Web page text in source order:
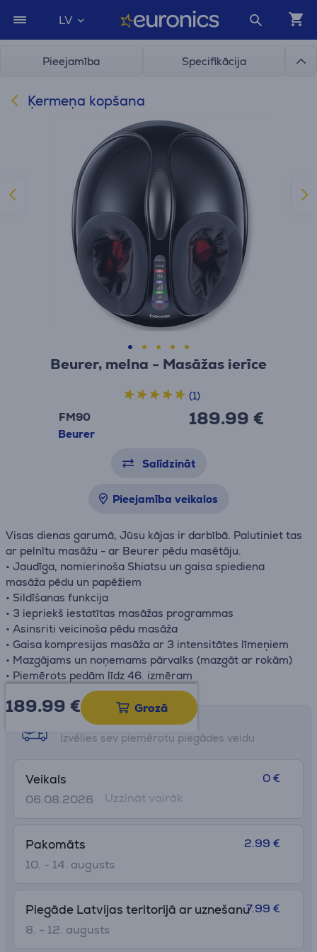
LV
Pieejamība Specifikācija
Ķermeņa kopšana
Beurer, melna - Masāžas ierīce
FM90
Beurer
189.99 €
(1)
Salīdzināt
Pieejamība veikalos
Visas dienas garumā, Jūsu kājas ir darbībā. Palutiniet tas
ar pelnītu masāžu - ar Beurer pēdu masētāju.
• Jaudīga, nomierinoša Shiatsu un gaisa spiediena
masāža pēdu un papēžiem
• Sildīšanas funkcija
• 3 iepriekš iestatītas masāžas programmas
• Asinsriti veicinoša pēdu masāža
• Gaisa kompresijas masāža ar 3 intensitātes līmeņiem
• Mazgājams un noņemams pārvalks (mazgāt ar rokām)
• Piemērots pedām līdz 46. izmēram
189.99 € Grozā
Saņemšanas iespējas
Izvēlies sev piemērotu piegādes veidu
Veikals
06.08.2026
0 €
Uzzināt vairāk
Pakomāts
10. - 14. augusts
2.99 €
Piegāde Latvijas teritorijā ar uznešanu
8. - 12. augusts
7.99 €